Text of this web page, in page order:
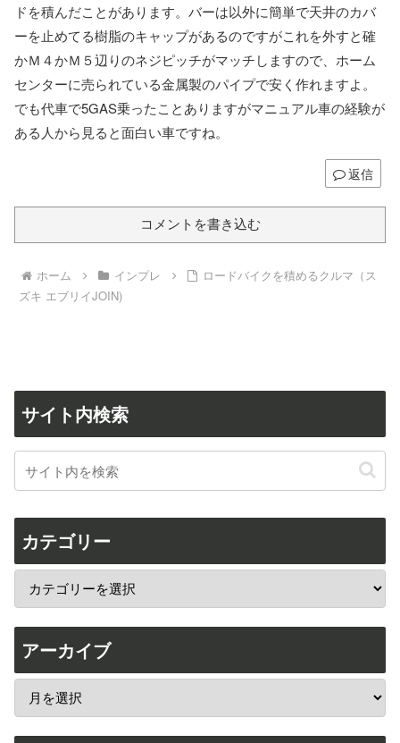
ドを積んだことがあります。バーは以外に簡単で天井のカバ
ーを止めてる樹脂のキャップがあるのですがこれを外すと確
かＭ４かＭ５辺りのネジピッチがマッチしますので、ホーム
センターに売られている金属製のパイプで安く作れますよ。
でも代車で5GAS乗ったことありますがマニュアル車の経験が
ある人から見ると面白い車ですね。
返信
コメントを書き込む
ホーム インプレ
ロードバイクを積めるクルマ（ス
ズキ エブリイJOIN)
サイト内検索
カテゴリー
アーカイブ